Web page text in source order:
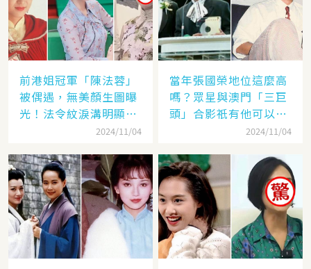
前港姐冠軍「陳法蓉」
被偶遇，無美顏生圖曝
光！法令紋淚溝明顯網
嘆：「絕世美女也會
2024/11/04
當年張國榮地位這麼高
嗎？眾星與澳門「三巨
頭」合影祇有他可以
「坐著」，而且還是C
2024/11/04